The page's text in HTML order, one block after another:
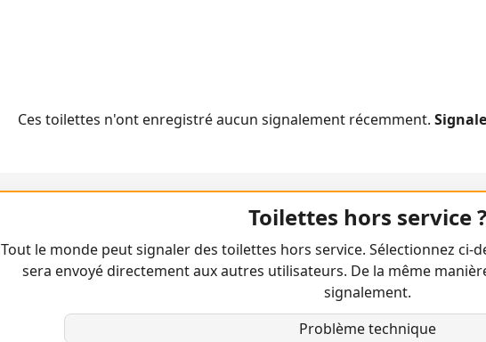
Ces toilettes n'ont enregistré aucun signalement récemment.
Toilettes hors service ?
Tout le monde peut signaler des toilettes hors service. Sélectionnez
sera envoyé directement aux autres utilisateurs. De la même
signalement.
Problème technique